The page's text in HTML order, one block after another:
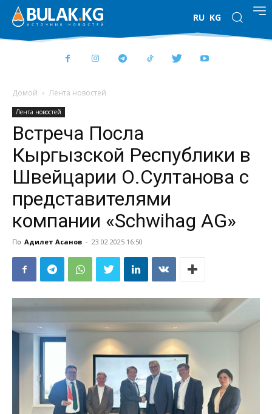
RU KG
Домой Лента новостей
Лента новостей
Встреча Посла
Кыргызской Республики в
Швейцарии О.Султанова с
представителями
компании «Schwihag AG»
По Адилет Асанов - 23.02.2025 16:50